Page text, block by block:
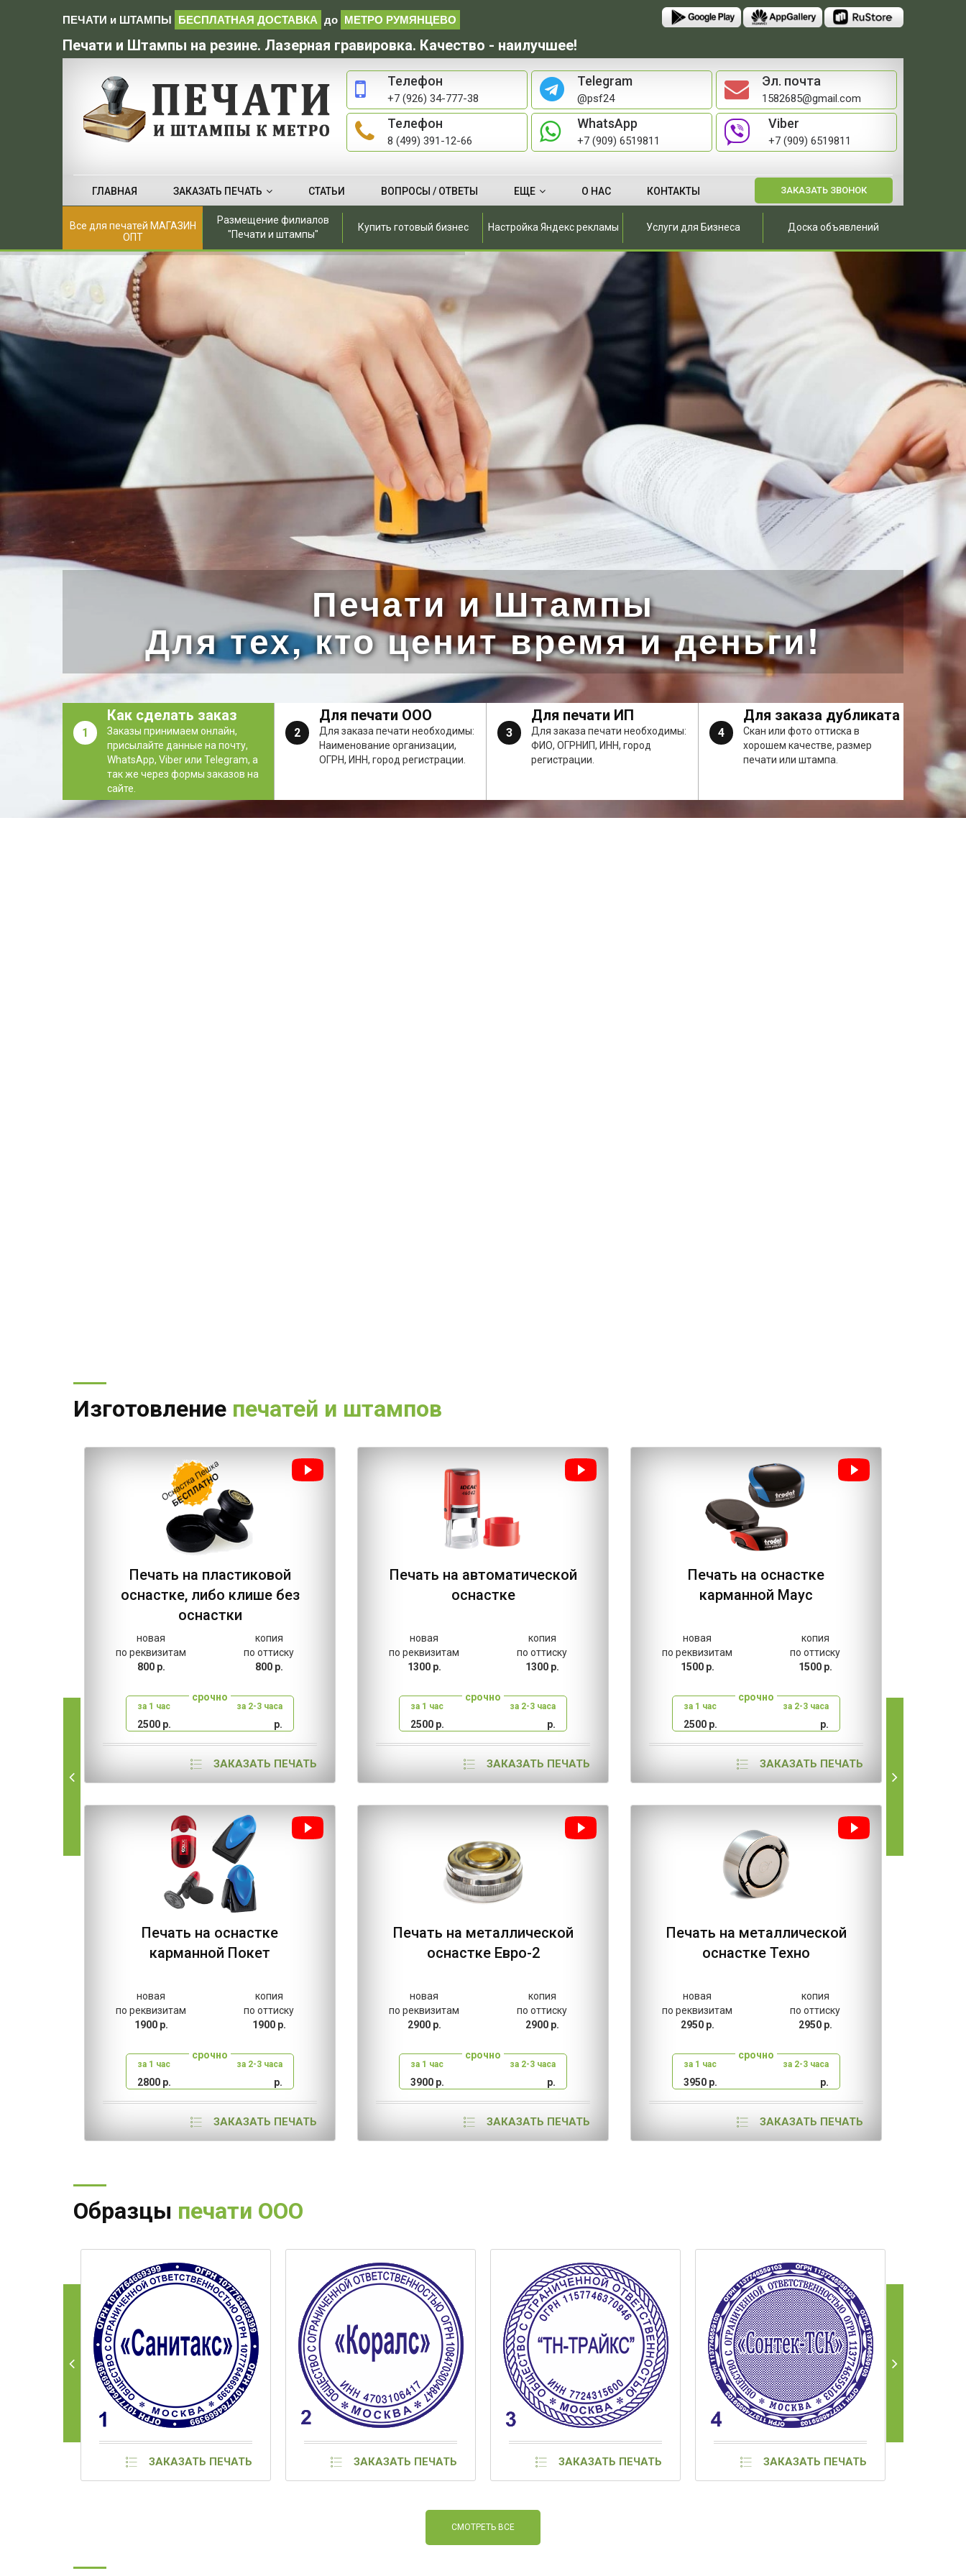
ПЕЧАТИ и ШТАМПЫ БЕСПЛАТНАЯ ДОСТАВКА до МЕТРО РУМЯНЦЕВО
Печати и Штампы на резине. Лазерная гравировка. Качество - наилучшее!
Телефон
+7 (926) 34-777-38
Telegram
@psf24
Эл. почта
1582685@gmail.com
Телефон
8 (499) 391-12-66
WhatsApp
+7 (909) 6519811
Viber
+7 (909) 6519811
ЗАКАЗАТЬ ЗВОНОК
ГЛАВНАЯ ЗАКАЗАТЬ ПЕЧАТЬ СТАТЬИ ВОПРОСЫ / ОТВЕТЫ ЕЩЕ О НАС КОНТАКТЫ
Все для печатей МАГАЗИН
ОПТ
Размещение филиалов
"Печати и штампы"
Купить готовый бизнес Настройка Яндекс рекламы Услуги для Бизнеса Доска объявлений
Печати и Штампы
Для тех, кто ценит время и деньги!
1
Как сделать заказ
Заказы принимаем онлайн,
присылайте данные на почту,
WhatsApp, Viber или Telegram, а
так же через формы заказов на
сайте.
2
Для печати ООО
Для заказа печати необходимы:
Наименование организации,
ОГРН, ИНН, город регистрации.
3
Для печати ИП
Для заказа печати необходимы:
ФИО, ОГРНИП, ИНН, город
регистрации.
4
Для заказа дубликата
Скан или фото оттиска в
хорошем качестве, размер
печати или штампа.
Изготовление печатей и штампов
Печать на пластиковой
оснастке, либо клише без
оснастки
новая
по реквизитам
800 р.
копия
по оттиску
800 р.
срочно
за 1 час
2500 р.
за 2-3 часа
р.
ЗАКАЗАТЬ ПЕЧАТЬ
Печать на автоматической
оснастке
новая
по реквизитам
1300 р.
копия
по оттиску
1300 р.
срочно
за 1 час
2500 р.
за 2-3 часа
р.
ЗАКАЗАТЬ ПЕЧАТЬ
Печать на оснастке
карманной Маус
новая
по реквизитам
1500 р.
копия
по оттиску
1500 р.
срочно
за 1 час
2500 р.
за 2-3 часа
р.
ЗАКАЗАТЬ ПЕЧАТЬ
Печать на оснастке
карманной Покет
новая
по реквизитам
1900 р.
копия
по оттиску
1900 р.
срочно
за 1 час
2800 р.
за 2-3 часа
р.
ЗАКАЗАТЬ ПЕЧАТЬ
Печать на металлической
оснастке Евро-2
новая
по реквизитам
2900 р.
копия
по оттиску
2900 р.
срочно
за 1 час
3900 р.
за 2-3 часа
р.
ЗАКАЗАТЬ ПЕЧАТЬ
Печать на металлической
оснастке Техно
новая
по реквизитам
2950 р.
копия
по оттиску
2950 р.
срочно
за 1 час
3950 р.
за 2-3 часа
р.
ЗАКАЗАТЬ ПЕЧАТЬ
Образцы печати ООО
ЗАКАЗАТЬ ПЕЧАТЬ ЗАКАЗАТЬ ПЕЧАТЬ ЗАКАЗАТЬ ПЕЧАТЬ ЗАКАЗАТЬ ПЕЧАТЬ
СМОТРЕТЬ ВСЕ